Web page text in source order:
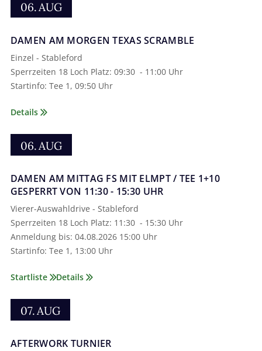
06.AUG
DAMEN AM MORGEN TEXAS SCRAMBLE
Einzel - Stableford
Sperrzeiten 18 Loch Platz­: 09:30 - 11:00 Uhr
Startinfo­: Tee 1­, 09:50 Uhr
Details
06. AUG
DAMEN AM MITTAG FS MIT ELMPT / TEE 1+10
GESPERRT VON 11:30 - 15:30 UHR
Vierer-Auswahldrive - Stableford
Sperrzeiten 18 Loch Platz­: 11:30 - 15:30 Uhr
Anmeldung bis­: 04.08.2026 15:00 Uhr
Startinfo­: Tee 1­, 13:00 Uhr
Startliste Details
07. AUG
AFTERWORK TURNIER